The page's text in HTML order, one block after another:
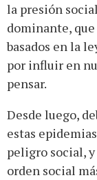
la presión
dominante,
basados en la
por influir en
pensar.
Desde luego,
estas
peligro social,
orden social